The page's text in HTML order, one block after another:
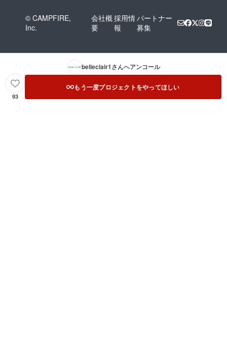
© CAMPFIRE,
Inc.
会社概
要
採用情
報
パートナー
募集
belleclair1さんへアンコール
93
もう一度プロジェクトをやってほしい